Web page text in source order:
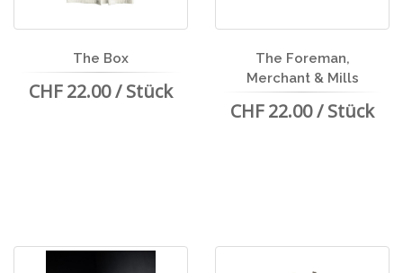
The Box
CHF 22.00 / Stück
The Foreman,
Merchant & Mills
CHF 22.00 / Stück